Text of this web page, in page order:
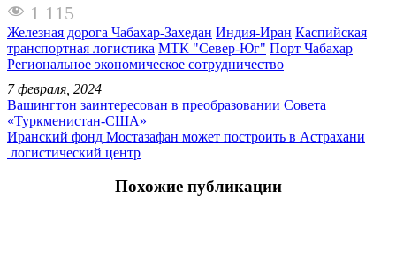
1 115
Железная дорога Чабахар-Захедан Индия-Иран Каспийская
транспортная логистика МТК "Север-Юг" Порт Чабахар
Региональное экономическое сотрудничество
7 февраля, 2024
Вашингтон заинтересован в преобразовании Совета
«Туркменистан-США»
Иранский фонд Мостазафан может построить в Астрахани
логистический центр
Похожие публикации